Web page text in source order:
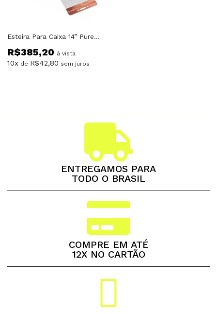
Esteira Para Caixa 14” Puresound S1430 30 Fios
R$385,20 à vista
10x de R$42,80 sem juros
ENTREGAMOS PARA
TODO O BRASIL
COMPRE EM ATÉ
12X NO CARTÃO